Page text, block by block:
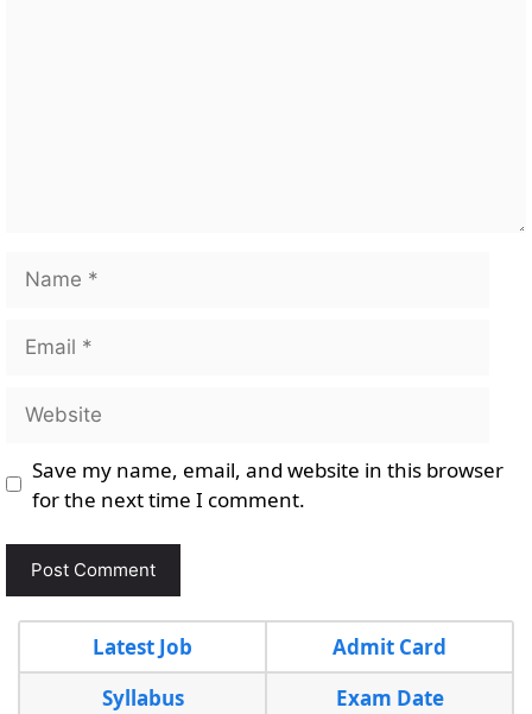
Name
Email
Website
Save my name, email, and website in this browser
for the next time I comment.
Latest Job
Admit Card
Syllabus
Exam Date